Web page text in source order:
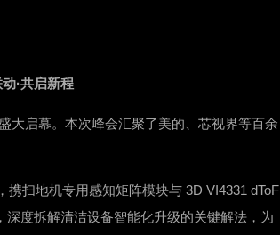
·共启新程
大启幕。本次峰会汇聚了美的、芯视界等百余
扫地机专用感知矩阵模块与 3D VI4331 dToF
深度拆解清洁设备智能化升级的关键解法，为